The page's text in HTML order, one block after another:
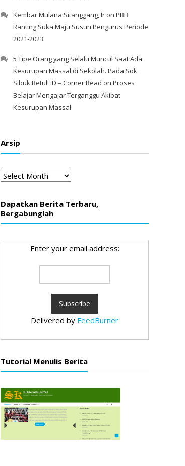
Kembar Mulana Sitanggang, Ir on PBB
Ranting Suka Maju Susun Pengurus Periode
2021-2023
5 Tipe Orang yang Selalu Muncul Saat Ada
Kesurupan Massal di Sekolah. Pada Sok
Sibuk Betul! :D – Corner Read on Proses
Belajar Mengajar Terganggu Akibat
Kesurupan Massal
Arsip
Arsip
Dapatkan Berita Terbaru,
Bergabunglah
Enter your email address:
Delivered by FeedBurner
Tutorial Menulis Berita